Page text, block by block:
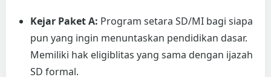
Kejar Paket A: Program setara SD/MI bagi siapa
pun yang ingin menuntaskan pendidikan dasar.
Memiliki hak eligiblitas yang sama dengan ijazah
SD formal.